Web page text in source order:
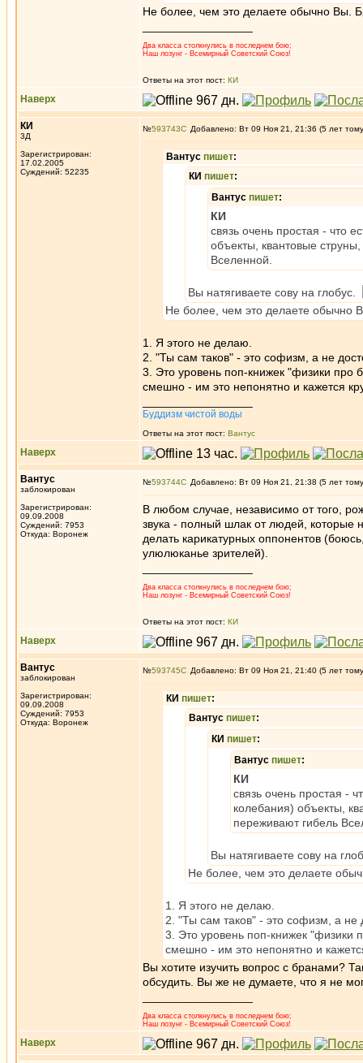
Не более, чем это делаете обычно Вы.
Два класса столкнулись в последнем бою;
Наш лозунг - Всемирный Советский Союз!
Ответы на этот пост: КИ
Наверх
КИ
3Д
Зарегистрирован:
17.02.2005
Суждений: 52235
№593743 Добавлено: Вт 09 Ноя 21, 21:36 (5 лет
Вантус пишет:
КИ пишет:
Вантус пишет:
КИ
связь очень простая - что
объекты, квантовые
Вселенной.
Вы натягиваете сову на глобус.
Не более, чем это делаете обычно
1. Я этого не делаю.
2. "Ты сам таков" - это софизм, а не
3. Это уровень поп-книжек "физики про
смешно - им это непонятно и кажется
Буддизм чистой воды
Ответы на этот пост: Вантус
Наверх
Вантус
заблокирован
Зарегистрирован:
09.09.2008
Суждений: 7953
Откуда: Воронеж
№593744 Добавлено: Вт 09 Ноя 21, 21:38 (5 лет
В любом случае, независимо от того,
звука - полный шлак от людей, которые
делать карикатурных оппонентов
улюлюканье зрителей).
Два класса столкнулись в последнем бою;
Наш лозунг - Всемирный Советский Союз!
Ответы на этот пост: КИ
Наверх
Вантус
заблокирован
Зарегистрирован:
09.09.2008
Суждений: 7953
Откуда: Воронеж
№593745 Добавлено: Вт 09 Ноя 21, 21:40 (5 лет
КИ пишет:
Вантус пишет:
КИ пишет:
Вантус пишет:
КИ
связь очень простая -
колебания) объекты,
переживают гибель
Вы натягиваете сову на
Не более, чем это делаете
1. Я этого не делаю.
2. "Ты сам таков" - это софизм, а не
3. Это уровень поп-книжек "физики
смешно - им это непонятно и
Вы хотите изучить вопрос с бранами?
обсудить. Вы же не думаете, что я не
Два класса столкнулись в последнем бою;
Наш лозунг - Всемирный Советский Союз!
Наверх